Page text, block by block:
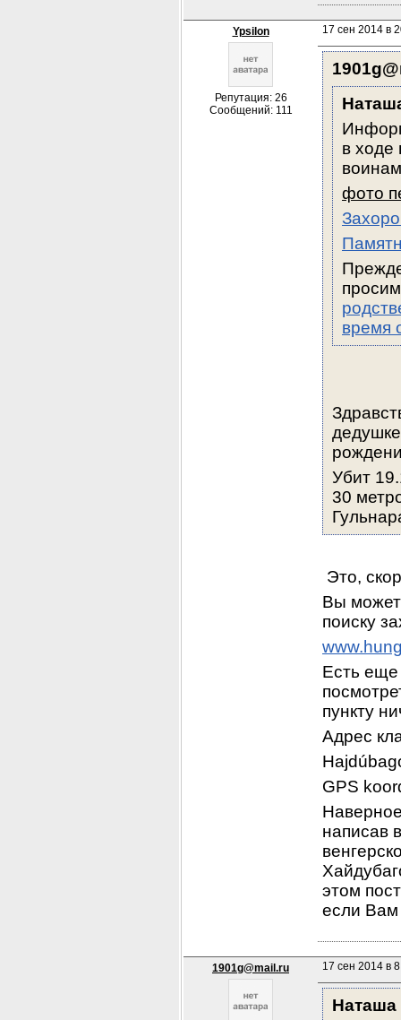
Ypsilon
Репутация: 26
Сообщений: 111
17 сен 2014 в
в ходе
фото
время
Убит
30
Это,
Вы
поиску
Есть
пункту
Адрес
GPS
написав
этом
если Вам
1901g@mail.ru 17 сен 2014 в
Наташа